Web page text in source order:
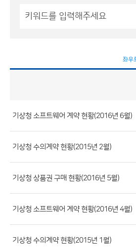
좌우
현
황
게
시
호,
분
류,
부
기상청 소프트웨어 계약 현황(2016년 6월)
기상청 수의계약 현황(2015년 2월)
기상청 상품권 구매 현황(2016년 5월)
기상청 소프트웨어 계약 현황(2016년 4월)
기상청 수의계약 현황(2015년 1월)